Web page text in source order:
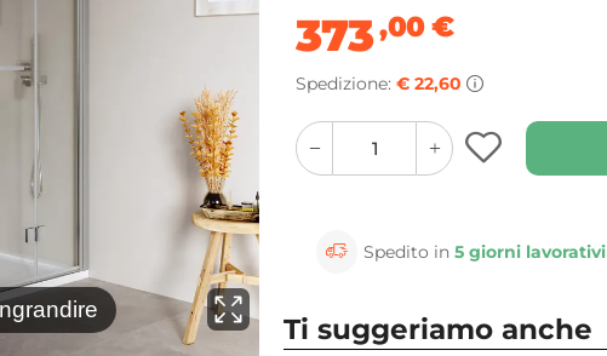
⚲
373,00€
Spedizione: € 22,60
quantity
button
quantity
minus
button
Spedito in5 giorni lavorativi
Ti suggeriamo anche